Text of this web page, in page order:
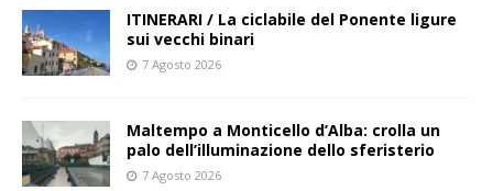
ITINERARI / La ciclabile del Ponente ligure
sui vecchi binari
7 Agosto 2026
Maltempo a Monticello d’Alba: crolla un
palo dell’illuminazione dello sferisterio
7 Agosto 2026